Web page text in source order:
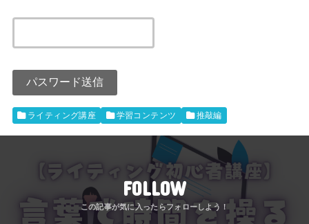
ライティング講座 学習コンテンツ 推敲編
FOLLOW